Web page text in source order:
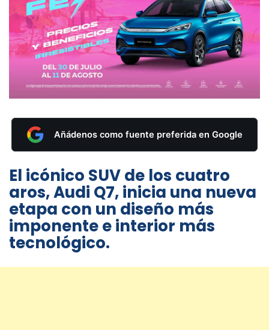
Añádenos como fuente preferida en Google
El icónico SUV de los cuatro
aros, Audi Q7, inicia una nueva
etapa con un diseño más
imponente e interior más
tecnológico.